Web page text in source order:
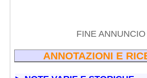
FINE ANNUNCIO
ANNOTAZIONI E